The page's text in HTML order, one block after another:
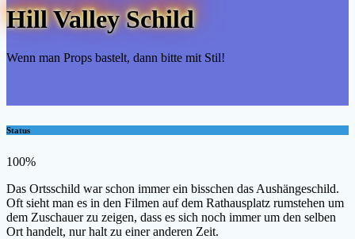
Hill Valley Schild
Wenn man Props bastelt, dann bitte mit Stil!
Status
100%
Das Ortsschild war schon immer ein bisschen das Aushängeschild.
Oft sieht man es in den Filmen auf dem Rathausplatz rumstehen um
dem Zuschauer zu zeigen, dass es sich noch immer um den selben
Ort handelt, nur halt zu einer anderen Zeit.